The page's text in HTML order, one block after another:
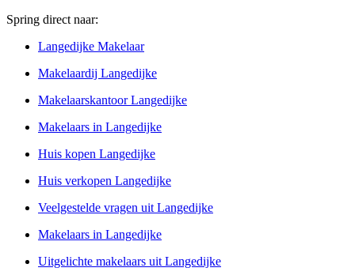
Spring direct naar:
Langedijke Makelaar
Makelaardij Langedijke
Makelaarskantoor Langedijke
Makelaars in Langedijke
Huis kopen Langedijke
Huis verkopen Langedijke
Veelgestelde vragen uit Langedijke
Makelaars in Langedijke
Uitgelichte makelaars uit Langedijke